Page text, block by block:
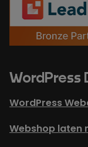
WordPress
WordPress
Webshop laten